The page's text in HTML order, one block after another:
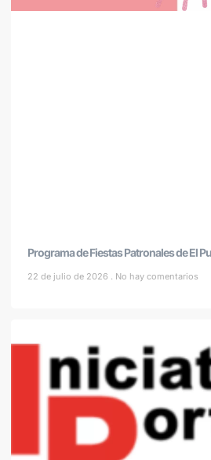
Programa de Fiestas Patronales de El
22 de julio de 2026 No hay comentarios